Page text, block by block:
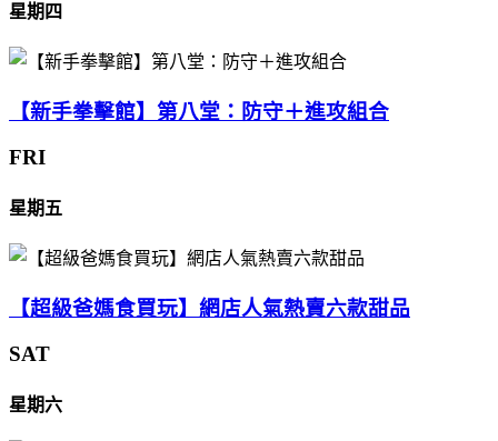
星期四
【新手拳擊館】第八堂：防守＋進攻組合
FRI
星期五
【超級爸媽食買玩】網店人氣熱賣六款甜品
SAT
星期六